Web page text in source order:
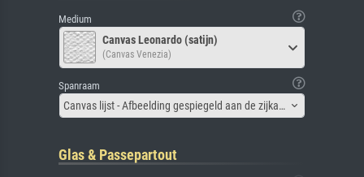
Medium
Canvas Leonardo (satijn)
(Canvas Venezia)
Spanraam
Canvas lijst - Afbeelding gespiegeld aan de zijkant
Glas & Passepartout